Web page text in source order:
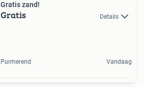
Gratis zand!
Gratis Details
Purmerend Vandaag